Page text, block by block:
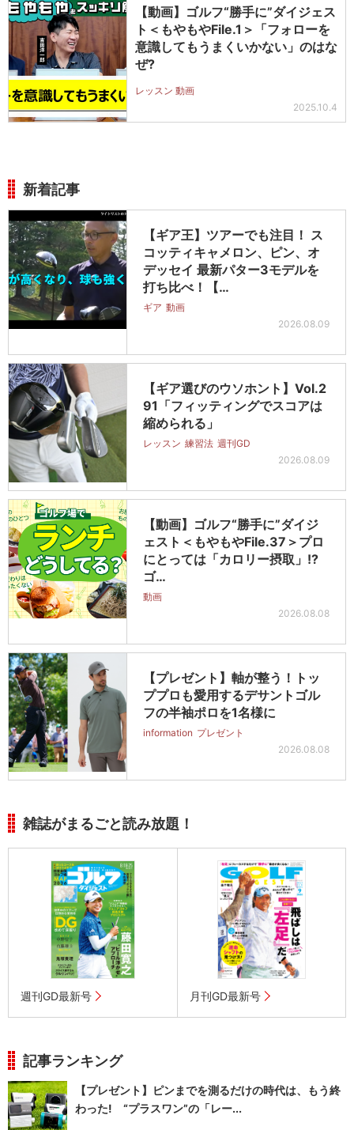
【動画】ゴルフ“勝手に”ダイジェス
ト＜もやもやFile.1＞「フォローを
意識してもうまくいかない」のはな
ぜ?
レッスン 動画
2025.10.4
新着記事
【ギア王】ツアーでも注目！ ス
コッティキャメロン、ピン、オ
デッセイ 最新パター3モデルを
打ち比べ！【…
ギア 動画
2026.08.09
【ギア選びのウソホント】Vol.2
91「フィッティングでスコアは
縮められる」
レッスン 練習法 週刊GD
2026.08.09
【動画】ゴルフ“勝手に”ダイジ
ェスト＜もやもやFile.37＞プロ
にとっては「カロリー摂取」!?
ゴ…
動画
2026.08.08
【プレゼント】軸が整う！トッ
ププロも愛用するデサントゴル
フの半袖ポロを1名様に
information プレゼント
2026.08.08
雑誌がまるごと読み放題！
週刊GD最新号 月刊GD最新号
記事ランキング
【プレゼント】ピンまでを測るだけの時代は、もう終
わった! “プラスワン”の「レー...